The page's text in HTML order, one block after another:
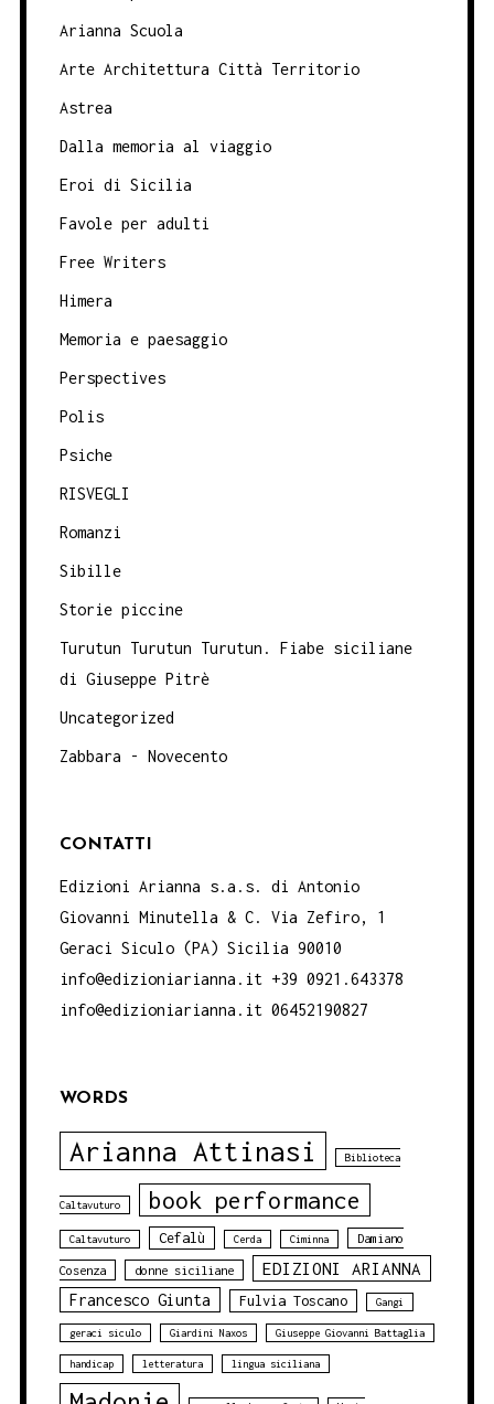
Arianna Scuola
Arte Architettura Città Territorio
Astrea
Dalla memoria al viaggio
Eroi di Sicilia
Favole per adulti
Free Writers
Himera
Memoria e paesaggio
Perspectives
Polis
Psiche
RISVEGLI
Romanzi
Sibille
Storie piccine
Turutun Turutun Turutun. Fiabe siciliane
di Giuseppe Pitrè
Uncategorized
Zabbara - Novecento
CONTATTI
Edizioni Arianna s.a.s. di Antonio
Giovanni Minutella & C. Via Zefiro, 1
Geraci Siculo (PA) Sicilia 90010
info@edizioniarianna.it +39 0921.643378
info@edizioniarianna.it 06452190827
WORDS
Arianna Attinasi Biblioteca
Caltavuturo book performance
Caltavuturo Cefalù Cerda Ciminna Damiano
Cosenza donne siciliane EDIZIONI ARIANNA
Francesco Giunta Fulvia Toscano Gangi
geraci siculo Giardini Naxos Giuseppe Giovanni Battaglia
handicap letteratura lingua siciliana